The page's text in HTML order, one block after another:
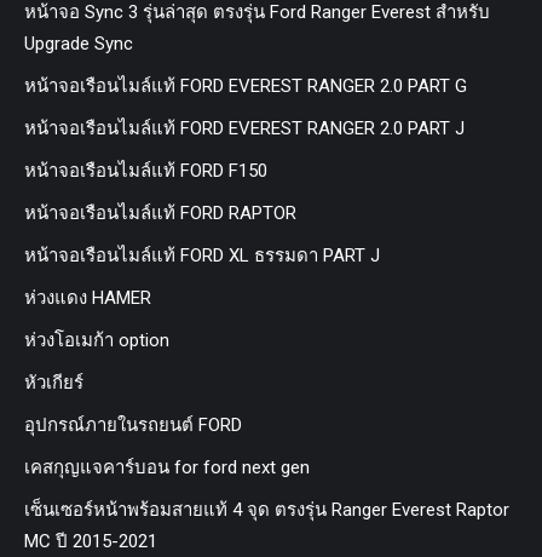
หน้าจอ Sync 3 รุ่นล่าสุด ตรงรุ่น Ford Ranger Everest สำหรับ
Upgrade Sync
หน้าจอเรือนไมล์แท้ FORD EVEREST RANGER 2.0 PART G
หน้าจอเรือนไมล์แท้ FORD EVEREST RANGER 2.0 PART J
หน้าจอเรือนไมล์แท้ FORD F150
หน้าจอเรือนไมล์แท้ FORD RAPTOR
หน้าจอเรือนไมล์แท้ FORD XL ธรรมดา PART J
ห่วงแดง HAMER
ห่วงโอเมก้า option
หัวเกียร์
อุปกรณ์ภายในรถยนต์ FORD
เคสกุญแจคาร์บอน for ford next gen
เซ็นเซอร์หน้าพร้อมสายแท้ 4 จุด ตรงรุ่น Ranger Everest Raptor
MC ปี 2015-2021